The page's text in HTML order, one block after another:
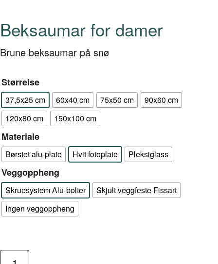
Beksaumar for damer
Brune beksaumar på snø
Størrelse
37,5x25 cm 60x40 cm 75x50 cm
90x60 cm
120x80 cm
150x100 cm
Materiale
Børstet alu-plate Hvit fotoplate Pleksiglass
Veggoppheng
Skruesystem Alu-bolter
Skjult veggfeste Fissart
Ingen veggoppheng